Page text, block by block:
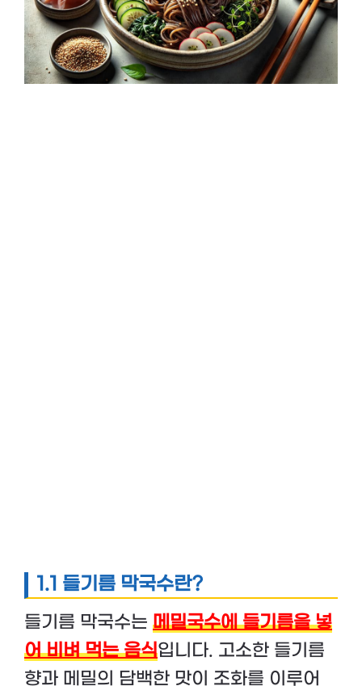
1.1 들기름 막국수란?
들기름 막국수는 메밀국수에 들기름을 넣
어 비벼 먹는 음식입니다. 고소한 들기름
향과 메밀의 담백한 맛이 조화를 이루어